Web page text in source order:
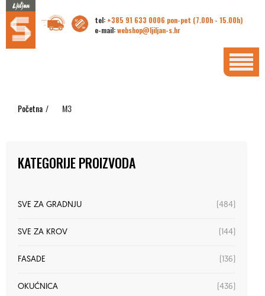
tel: +385 91 633 0006 pon-pet (7.00h - 15.00h)
e-mail:webshop@ljiljan-s.hr
Početna / M3
KATEGORIJE PROIZVODA
SVE ZA GRADNJU (484)
SVE ZA KROV (144)
FASADE (136)
OKUĆNICA (436)